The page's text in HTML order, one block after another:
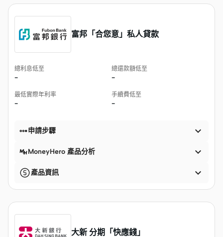
富邦「合您意」私人貸款
總利息低至
-
總還款額低至
-
最低實際年利率
-
手續費低至
-
申請步驟 
MoneyHero 產品分析 
產品資訊 
大新 分期「快應錢」